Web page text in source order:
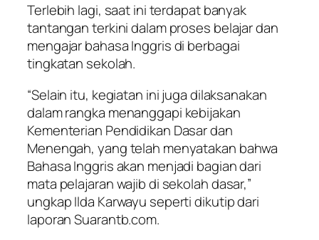
Terlebih lagi, saat ini terdapat banyak
tantangan terkini dalam proses belajar dan
mengajar bahasa Inggris di berbagai
tingkatan sekolah.
“Selain itu, kegiatan ini juga dilaksanakan
dalam rangka menanggapi kebijakan
Kementerian Pendidikan Dasar dan
Menengah, yang telah menyatakan bahwa
Bahasa Inggris akan menjadi bagian dari
mata pelajaran wajib di sekolah dasar,”
ungkap Ilda Karwayu seperti dikutip dari
laporanSuarantb.com.